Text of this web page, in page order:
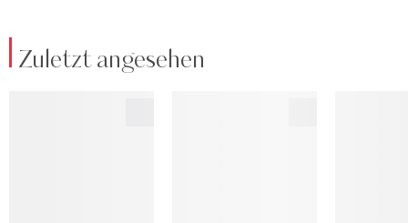
Zuletzt angesehen